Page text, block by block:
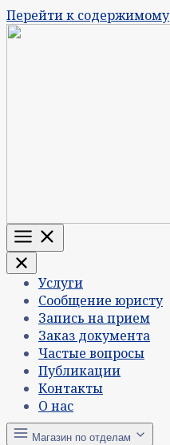
Перейти к содержимому
Меню
Услуги
Сообщение юристу
Запись на прием
Заказ документа
Частые вопросы
Публикации
Контакты
О нас
Магазин по отделам